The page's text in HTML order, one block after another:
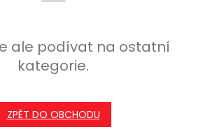
ale podívat na ostatní
kategorie.
ZPĚT DO OBCHODU